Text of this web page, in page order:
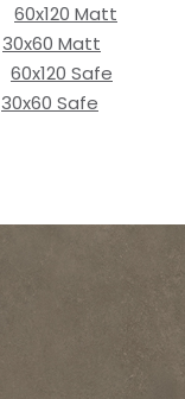
60x120 Matt
30x60 Matt
60x120 Safe
30x60 Safe